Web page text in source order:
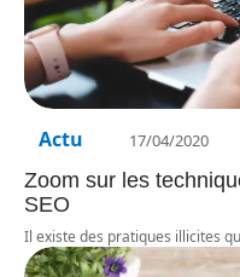
Actu 17/04/2020
Zoom sur les
SEO
Il existe des pratiques illicites